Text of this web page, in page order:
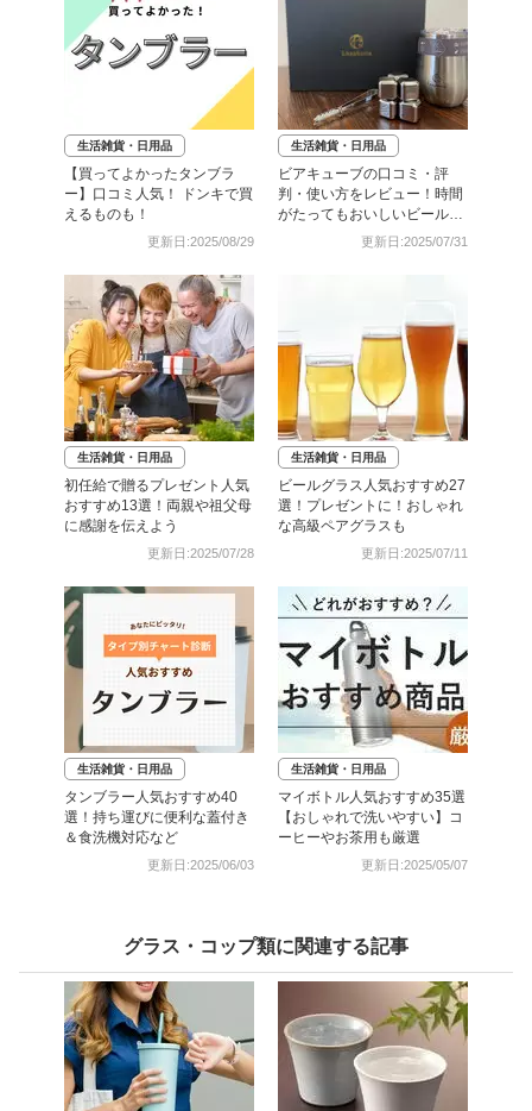
生活雑貨・日用品
【買ってよかったタンブラ
ー】口コミ人気！ ドンキで買
えるものも！
更新日:2025/08/29
生活雑貨・日用品
ビアキューブの口コミ・評
判・使い方をレビュー！時間
がたってもおいしいビールが
楽しめる【溶けない氷の実力
更新日:2025/07/31
生活雑貨・日用品
初任給で贈るプレゼント人気
おすすめ13選！両親や祖父母
に感謝を伝えよう
更新日:2025/07/28
生活雑貨・日用品
ビールグラス人気おすすめ27
選！プレゼントに！おしゃれ
な高級ペアグラスも
更新日:2025/07/11
生活雑貨・日用品
タンブラー人気おすすめ40
選！持ち運びに便利な蓋付き
＆食洗機対応など
更新日:2025/06/03
生活雑貨・日用品
マイボトル人気おすすめ35選
【おしゃれで洗いやすい】コ
ーヒーやお茶用も厳選
更新日:2025/05/07
グラス・コップ類に関連する記事